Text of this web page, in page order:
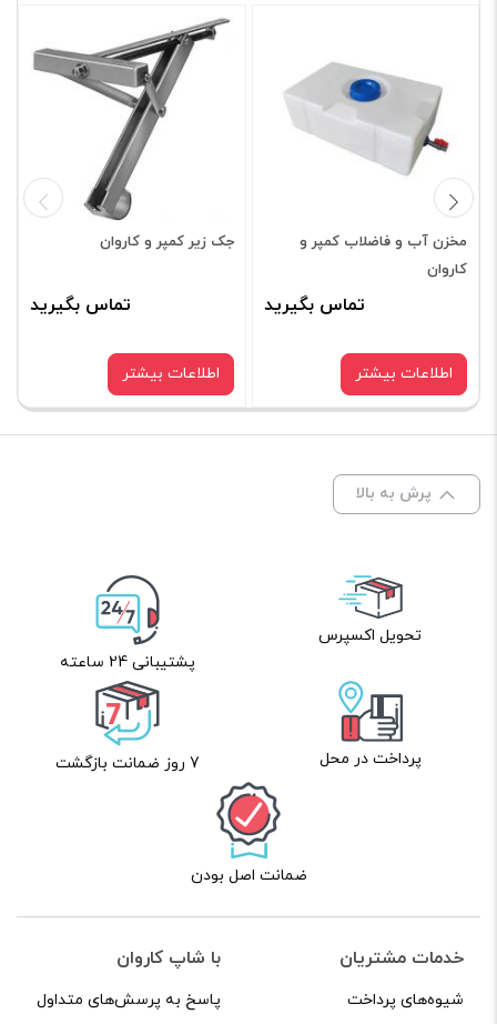
نشانی ایمیل شما منتشر نخواهد شد.
بخش‌های موردنیاز
علامت‌گذاری شده‌اند
امتیاز شما
دیدگاه شما
ذخیره نام، ایمیل و وبسایت من در مرورگر برای زمانی که دوباره
لازم است محتوای ارسالی منطبق برعرف و شئونات جامعه و با
بیانی رسمی و عاری از لحن تند، تمسخرو توهین باشد.
از ارسال لینک‌های سایت‌های دیگر و ارایه‌ی اطلاعات شخصی
خودتان مثل شماره تماس، ایمیل و آی‌دی شبکه‌های اجتماعی
مخزن آب و فاضلاب کمپر و
کاروان
تماس بگیرید
اطلاعات بیشتر
جک زیر کمپر و کاروان
تماس بگیرید
اطلاعات بیشتر
پرش به بالا
تحویل اکسپرس
پشتیبانی 24 ساعته
پرداخت در محل 7 روز ضمانت بازگشت
ضمانت اصل بودن
خدمات مشتریان
شیوه‌های پرداخت
با شاپ کاروان
پاسخ به پرسش‌های متداول